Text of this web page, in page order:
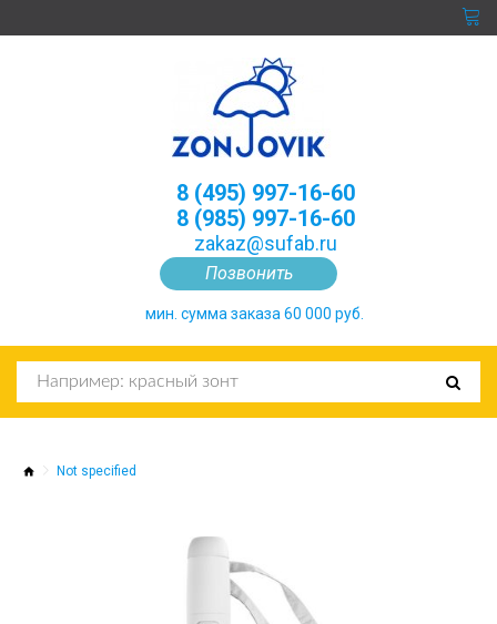
Позвонить
8 (495) 997-16-60
8 (985) 997-16-60
zakaz@sufab.ru
мин. сумма заказа 60 000 руб.
Not specified